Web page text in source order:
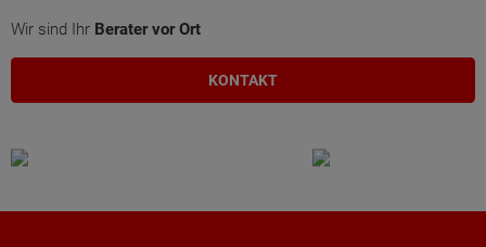
Wir sind Ihr Berater vor Ort
KONTAKT